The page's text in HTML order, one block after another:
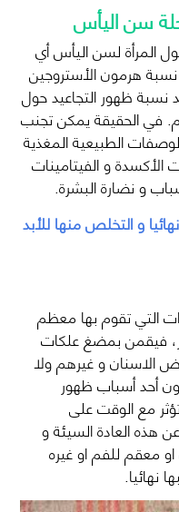
سن اليأس
المرأة لسن اليأس أي
هرمون الأستروجين
نسبة ظهور التجاعيد حول
في الحقيقة يمكن تجنب
الطبيعية المغذية
الأكسدة و الفيتامينات
و نضارة البشرة.
و التخلص منها للأبد
التي تقوم بها معظم
فيقمن بمضغ علكات
الاسنان و غيرهم ولا
أحد أسباب ظهور
مع الوقت على
هذه العادة السيئة و
معقم للفم او غيره
نهائيا.